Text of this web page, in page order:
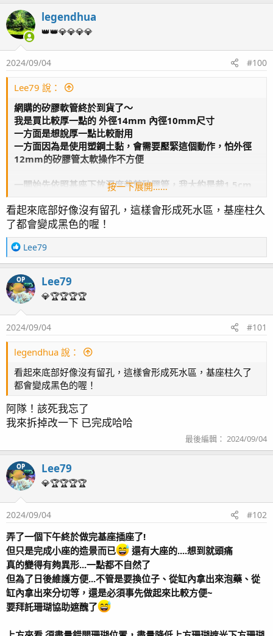
c
t
i
o
n
：
legendhua
👑👑💎💎💎💎
2024/09/04 #100
Lee79 說：
網購的矽膠軟管終於到貨了～
我是買比較厚一點的 外徑14mm 內徑10mm尺寸
一方面是想說厚一點比較耐用
一方面因為是使用塑鋼土黏，會需要壓緊這個動作，怕外徑
12mm的矽膠管太軟操作不方便
一開始先依照基座下放深度裁剪矽膠管，我大約是裁1.5cm
再來挑好要黏的位置及方向後，使用塑鋼土壓成薄片，先覆
蓋在矽膠管四周大致固定
按一下展開……
看起來底部好像沒有留孔，這樣會形成死水區，基座柱久
了都會變成黑色的喔！
R
e
c
t
i
o
n
：
Lee79
OP Lee79
💎🏆🏆🏆🏆
2024/09/04 #101
legendhua 說：
看起來底部好像沒有留孔，這樣會形成死水區，基座柱久了
都會變成黑色的喔！
阿隊！該死我忘了
我來拆掉改一下 已完成哈哈
最後編輯： 2024/09/04
OP Lee79
💎🏆🏆🏆🏆
2024/09/04 #102
弄了一個下午終於做完基座插座了!
但只是完成小座的造景而已
還有大座的....想到就頭痛
真的變得有夠異形...一點都不自然了
但為了日後維護方便...不管是要換位子、從缸內拿出來泡藥、從
缸內拿出來分切等，還是必須事先做起來比較方便~
要拜託珊瑚協助遮醜了